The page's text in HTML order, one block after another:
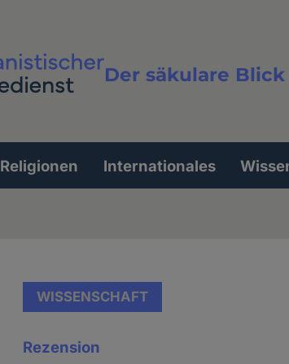
Der säkulare
Volltextsuche
Religionen Internationales
WISSENSCHAFT
Rezension